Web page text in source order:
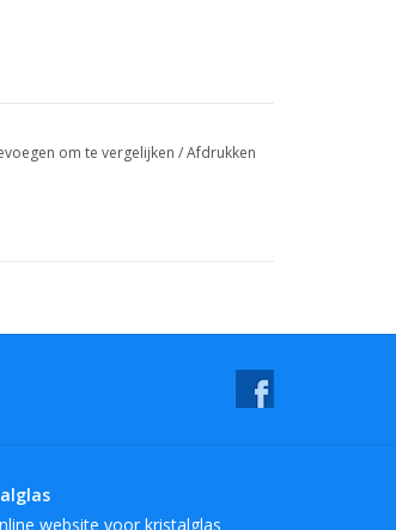
om te vergelijken /Afdrukken
website voor kristalglas